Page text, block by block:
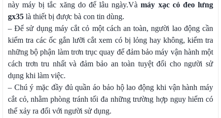
này máy bị tắc xăng do để lâu ngày.Vàmáy xạc cỏ đeo lưng
gx35 là thiết bị được bà con tin dùng.
– Để sử dụng máy cắt cỏ một cách an toàn, người lao động cần
kiểm tra các ốc gắn lưỡi cắt xem có bị lỏng hay không, kiểm tra
những bộ phận làm trơn trục quay để đảm bảo máy vận hành một
cách trơn tru nhất và đảm bảo an toàn tuyệt đối cho người sử
dụng khi làm việc.
– Chú ý mặc đầy đủ quần áo bảo hộ lao động khi vận hành máy
cắt cỏ, nhằm phòng tránh tối đa những trường hợp nguy hiểm có
thể xảy ra đối với người sử dụng.